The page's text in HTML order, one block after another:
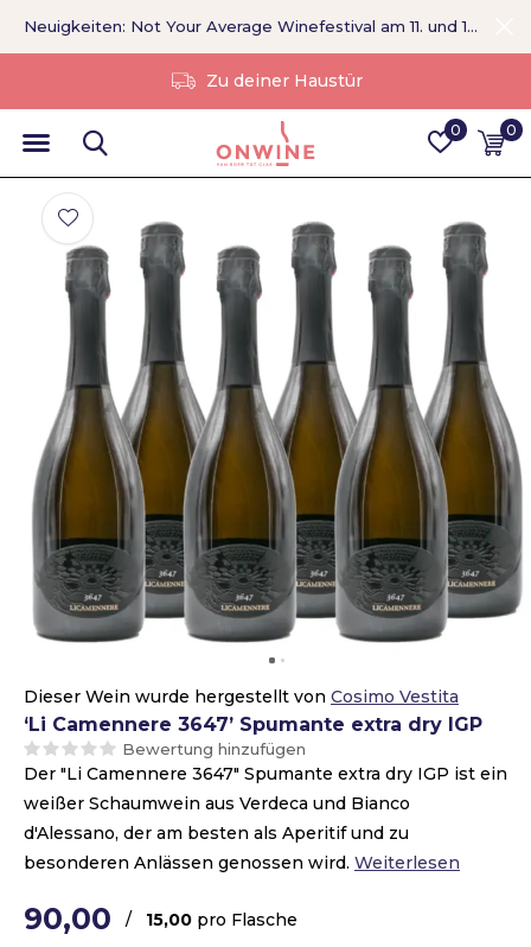
0 0
Ohne Vermittler
Neuigkeiten: Not Your Average Winefestival am 11. und 12. September >
Dieser Wein wurde hergestellt von Cosimo Vestita
‘Li Camennere 3647’ Spumante extra dry IGP
Bewertung hinzufügen
Der "Li Camennere 3647" Spumante extra dry IGP ist ein
weißer Schaumwein aus Verdeca und Bianco
d'Alessano, der am besten als Aperitif und zu
besonderen Anlässen genossen wird. Weiterlesen
90,00 / 15,00 pro Flasche